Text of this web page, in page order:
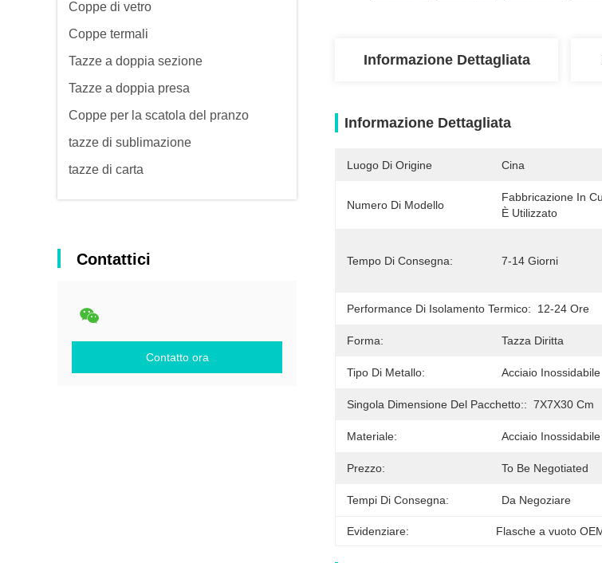
Coppe di vetro
Coppe termali
Tazze a doppia sezione
Tazze a doppia presa
Coppe per la scatola del pranzo
tazze di sublimazione
tazze di carta
Contattici
Contatto ora
Informazione Dettagliata
Informazione Dettagliata
Luogo Di Origine Cina
Numero Di Modello
Fabbricazione In
È Utilizzato
Tempo Di Consegna: 7-14 Giorni
Performance Di Isolamento Termico: 12-24 Ore
Forma: Tazza Diritta
Tipo Di Metallo: Acciaio Inossidabile
Singola Dimensione Del Pacchetto:: 7X7X30 Cm
Materiale: Acciaio
Prezzo: To Be Negotiated
Tempi Di Consegna: Da Negoziare
Evidenziare: Flasche a vuoto